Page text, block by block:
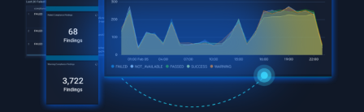
強力な統合